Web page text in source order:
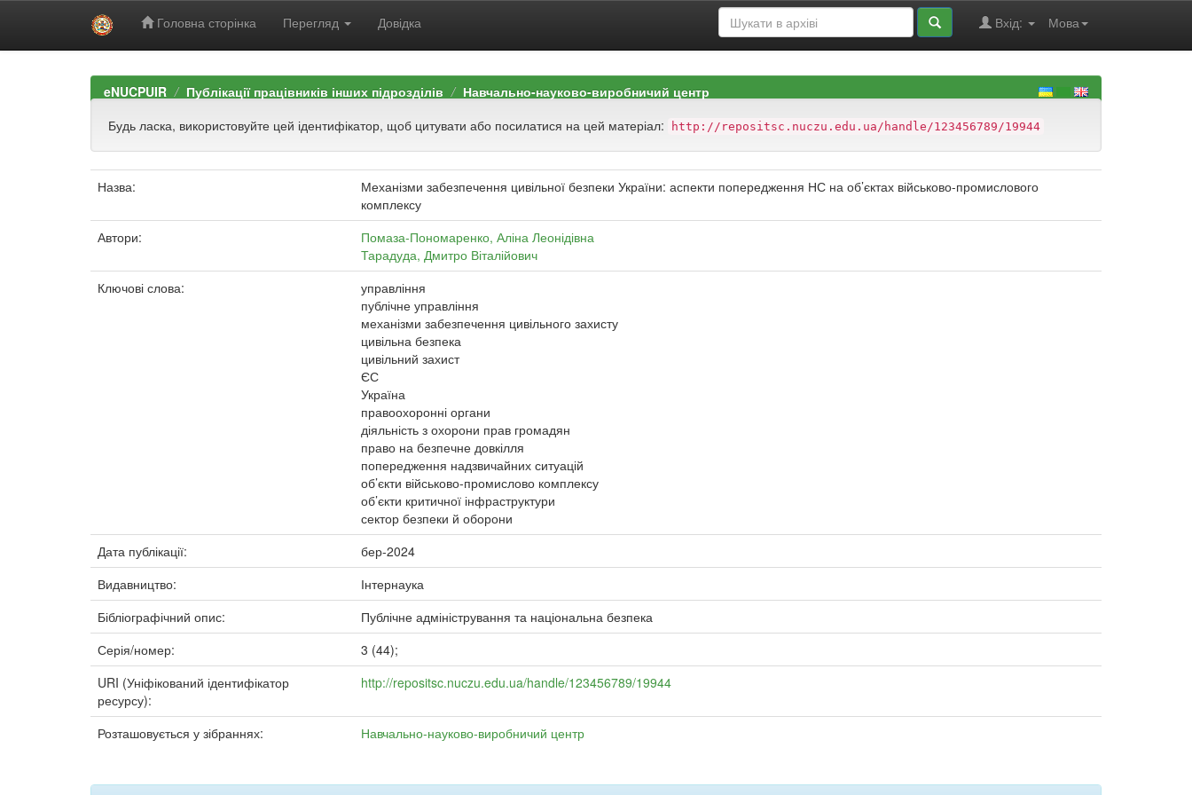
Головна сторінка Перегляд Довідка Мова
Вхід:
eNUCPUIR Публікації працівників інших підрозділів
Навчально-науково-виробничий центр
Будь ласка, використовуйте цей ідентифікатор, щоб цитувати або посилатися на цей матеріал:
http://repositsc.nuczu.edu.ua/handle/123456789/19944
Назва:
Механізми забезпечення цивільної безпеки України: аспекти попередження НС на об’єктах військово-промислового
комплексу
Автори:
Помаза-Пономаренко, Аліна Леонідівна
Тарадуда, Дмитро Віталійович
Ключові слова:
управління
публічне управління
механізми забезпечення цивільного захисту
цивільна безпека
цивільний захист
ЄС
Україна
правоохоронні органи
діяльність з охорони прав громадян
право на безпечне довкілля
попередження надзвичайних ситуацій
об’єкти військово-промислово комплексу
об’єкти критичної інфраструктури
сектор безпеки й оборони
Дата публікації:
бер-2024
Видавництво:
Інтернаука
Бібліографічний опис:
Публічне адміністрування та національна безпека
Серія/номер:
3 (44);
URI (Уніфікований ідентифікатор
ресурсу):
http://repositsc.nuczu.edu.ua/handle/123456789/19944
Розташовується у зібраннях: Навчально-науково-виробничий центр